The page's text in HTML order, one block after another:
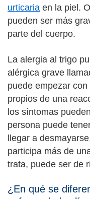
urticaria en la piel.
pueden ser más
parte del cuerpo.
La alergia al trigo
alérgica grave
puede empezar
propios de una
los síntomas
persona puede
llegar a
participa más de
trata, puede ser de
¿En qué se